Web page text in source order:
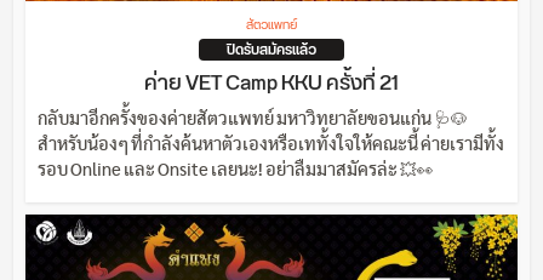
สัตวแพทย์
ปิดรับสมัครแล้ว
ค่าย VET Camp KKU ครั้งที่ 21
กลับมาอีกครั้งของค่ายสัตวแพทย์ มหาวิทยาลัยขอนแก่น 🩺🐶
สำหรับน้องๆ ที่กำลังค้นหาตัวเองหรือเททั้งใจให้คณะนี้ ค่ายเรามีทั้ง
รอบ Online และ Onsite เลยนะ! อย่าลืมมาสมัครล่ะ 💥👀